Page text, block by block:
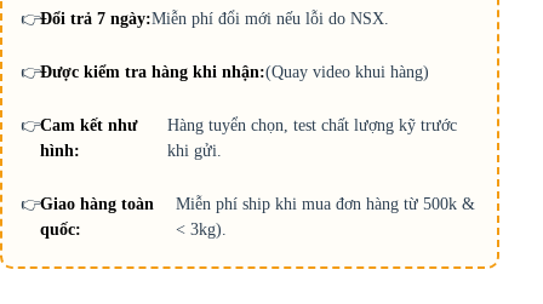
👉Đổi trả 7 ngày:Miễn phí đổi mới nếu lỗi do NSX.
👉Được kiểm tra hàng khi nhận:(Quay video khui hàng)
👉Cam kết như
hình:
Hàng tuyển chọn, test chất lượng kỹ trước
khi gửi.
👉Giao hàng toàn
quốc:
Miễn phí ship khi mua đơn hàng từ 500k &
< 3kg).